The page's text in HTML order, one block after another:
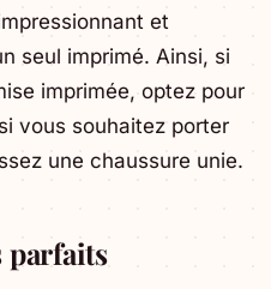
et
seul imprimé. Ainsi, si
imprimée, optez pour
vous souhaitez porter
une chaussure unie.
parfaits